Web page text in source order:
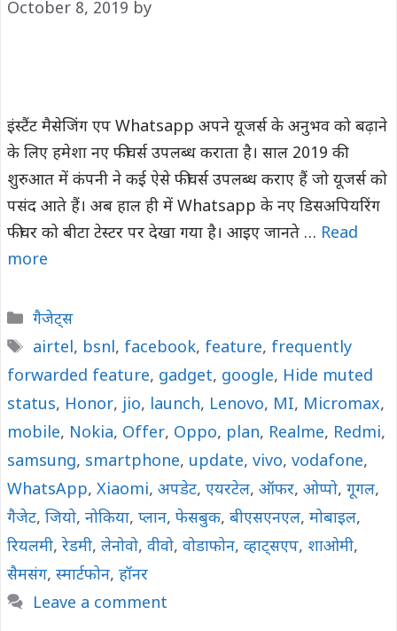
October 8, 2019 by
इंस्टैंट मैसेजिंग एप Whatsapp अपने यूजर्स के अनुभव को बढ़ाने
के लिए हमेशा नए फीचर्स उपलब्ध कराता है। साल 2019 की
शुरुआत में कंपनी ने कई ऐसे फीचर्स उपलब्ध कराए हैं जो यूजर्स को
पसंद आते हैं। अब हाल ही में Whatsapp के नए डिसअपियरिंग
फीचर को बीटा टेस्टर पर देखा गया है। आइए जानते … Read
more
Categories
गैजेट्स
Tags
airtel, bsnl, facebook, feature, frequently
forwarded feature, gadget, google, Hide muted
status, Honor, jio, launch, Lenovo, MI, Micromax,
mobile, Nokia, Offer, Oppo, plan, Realme, Redmi,
samsung, smartphone, update, vivo, vodafone,
WhatsApp, Xiaomi, अपडेट, एयरटेल, ऑफर, ओप्पो, गूगल,
गैजेट, जियो, नोकिया, प्लान, फेसबुक, बीएसएनएल, मोबाइल,
रियलमी, रेडमी, लेनोवो, वीवो, वोडाफोन, व्हाट्सएप, शाओमी,
सैमसंग, स्मार्टफोन, हॉनर
Leave a comment